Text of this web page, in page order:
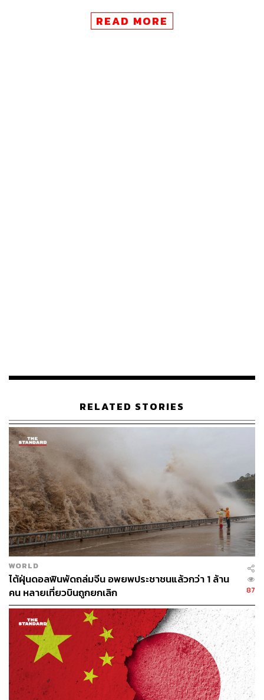
https://www.gamingdose.com/feature/playstation-2-%
E0%B8%84%E0%B8%AD%E0%B8%99%E0%B9%
READ MORE
RELATED STORIES
WORLD
ไต้ฝุ่นดอลฟินพัดถล่มจีน อพยพประชาชนแล้วกว่า 1 ล้าน
คน หลายเที่ยวบินถูกยกเลิก
87